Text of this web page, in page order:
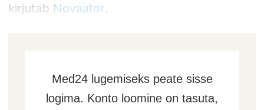
kirjutab Novaator.
Med24 lugemiseks peate sisse
logima. Konto loomine on tasuta,